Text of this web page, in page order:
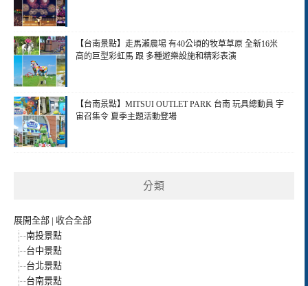
【台南景點】走馬瀨農場 有40公頃的牧草草原 全新16米
高的巨型彩虹馬 跟 多種遊樂設施和精彩表演
【台南景點】MITSUI OUTLET PARK 台南 玩具總動員 宇
宙召集令 夏季主題活動登場
分類
展開全部 | 收合全部
南投景點
台中景點
台北景點
台南景點